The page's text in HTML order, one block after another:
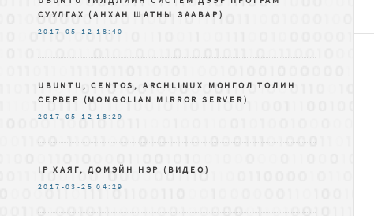
СУУЛГАХ (АНХАН ШАТНЫ ЗААВАР)
2017-05-12 18:40
UBUNTU, CENTOS, ARCHLINUX МОНГОЛ ТОЛИН
СЕРВЕР (MONGOLIAN MIRROR SERVER)
2017-05-12 18:29
IP ХАЯГ, ДОМЭЙН НЭР (ВИДЕО)
2017-03-25 04:29